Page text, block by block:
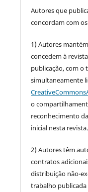
Autores que
concordam com
1) Autores
concedem à
publicação, com o
simultaneamente
o
reconhecimento
inicial nesta revista.
2) Autores têm
contratos
distribuição não-
trabalho publicada